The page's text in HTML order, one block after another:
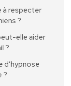
à respecter
?
elle aider
?
d’hypnose
?